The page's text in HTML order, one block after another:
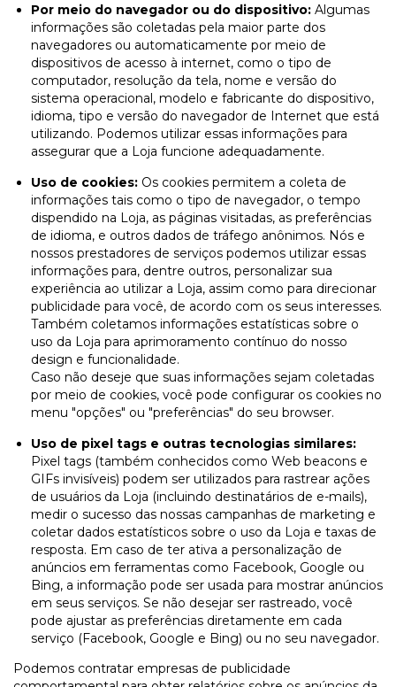
Por meio do navegador ou do dispositivo: Algumas
informações são coletadas pela maior parte dos
navegadores ou automaticamente por meio de
dispositivos de acesso à internet, como o tipo de
computador, resolução da tela, nome e versão do
sistema operacional, modelo e fabricante do dispositivo,
idioma, tipo e versão do navegador de Internet que está
utilizando. Podemos utilizar essas informações para
assegurar que a Loja funcione adequadamente.
Uso de cookies: Os cookies permitem a coleta de
informações tais como o tipo de navegador, o tempo
dispendido na Loja, as páginas visitadas, as preferências
de idioma, e outros dados de tráfego anônimos. Nós e
nossos prestadores de serviços podemos utilizar essas
informações para, dentre outros, personalizar sua
experiência ao utilizar a Loja, assim como para direcionar
publicidade para você, de acordo com os seus interesses.
Também coletamos informações estatísticas sobre o
uso da Loja para aprimoramento contínuo do nosso
design e funcionalidade.
Caso não deseje que suas informações sejam coletadas
por meio de cookies, você pode configurar os cookies no
menu "opções" ou "preferências" do seu browser.
Uso de pixel tags e outras tecnologias similares:
Pixel tags (também conhecidos como Web beacons e
GIFs invisíveis) podem ser utilizados para rastrear ações
de usuários da Loja (incluindo destinatários de e-mails),
medir o sucesso das nossas campanhas de marketing e
coletar dados estatísticos sobre o uso da Loja e taxas de
resposta. Em caso de ter ativa a personalização de
anúncios em ferramentas como Facebook, Google ou
Bing, a informação pode ser usada para mostrar anúncios
em seus serviços. Se não desejar ser rastreado, você
pode ajustar as preferências diretamente em cada
serviço (Facebook, Google e Bing) ou no seu navegador.
Podemos contratar empresas de publicidade